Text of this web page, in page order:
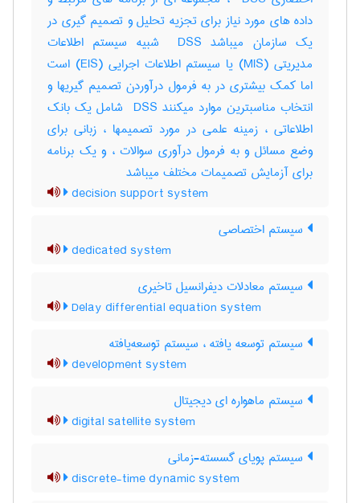
داده های مورد نیاز برای تجزیه تحلیل و تصمیم گیری در
یک سازمان میباشد ‎ DSS شبیه سیستم اطلاعات
مدیریتی (‎MIS) یا سیستم اطلاعات اجرایی (‎EIS) است
اما کمک بیشتری در به فرمول درآوردن تصمیم گیریها و
انتخاب مناسبترین موارد میکنند ‎ DSS شامل یک بانک
اطلاعاتی ، زمینه علمی در مورد تصمیمها ، زبانی برای
وضع مسائل و به فرمول درآوری سوالات ، و یک برنامه
برای آزمایش تصمیمات مختلف میباشد
decision support system
سیستم اختصاصی
dedicated system
سیستم معادلات دیفرانسیل تاخیری
Delay differential equation system
سیستم توسعه یافته ، سیستم توسعه‌یافته
development system
سیستم ماهواره ای دیجیتال
digital satellite system
سیستم پویای گسسته-زمانی
discrete-time dynamic system